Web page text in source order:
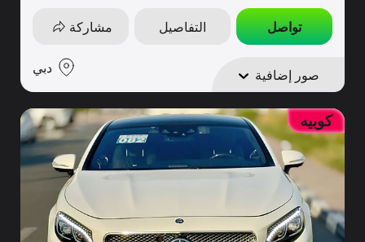
تواصل التفاصيل مشاركة
صور إضافية دبي
كوبيه